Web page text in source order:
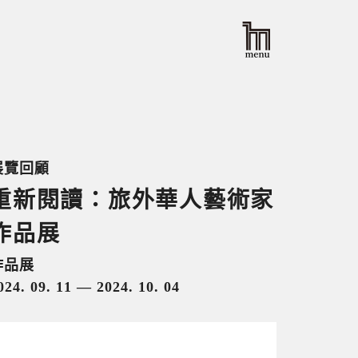
覽回顧
新閱讀：旅外華人藝術家
品展
品展
09. 11 — 2024. 10. 04